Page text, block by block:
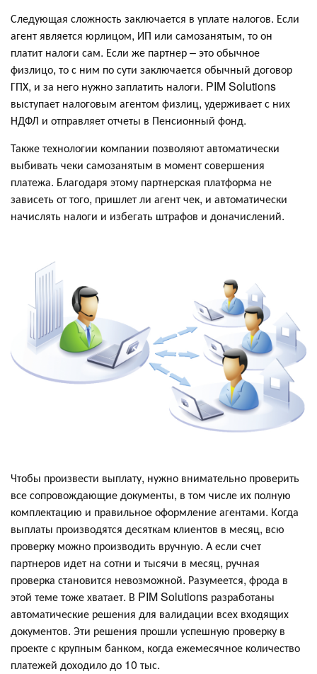
Следующая сложность заключается в уплате налогов. Если
агент является юрлицом, ИП или самозанятым, то он
платит налоги сам. Если же партнер – это обычное
физлицо, то с ним по сути заключается обычный договор
ГПХ, и за него нужно заплатить налоги. PIM Solutions
выступает налоговым агентом физлиц, удерживает с них
НДФЛ и отправляет отчеты в Пенсионный фонд.
Также технологии компании позволяют автоматически
выбивать чеки самозанятым в момент совершения
платежа. Благодаря этому партнерская платформа не
зависеть от того, пришлет ли агент чек, и автоматически
начислять налоги и избегать штрафов и доначислений.
Чтобы произвести выплату, нужно внимательно проверить
все сопровождающие документы, в том числе их полную
комплектацию и правильное оформление агентами. Когда
выплаты производятся десяткам клиентов в месяц, всю
проверку можно производить вручную. А если счет
партнеров идет на сотни и тысячи в месяц, ручная
проверка становится невозможной. Разумеется, фрода в
этой теме тоже хватает. В PIM Solutions разработаны
автоматические решения для валидации всех входящих
документов. Эти решения прошли успешную проверку в
проекте с крупным банком, когда ежемесячное количество
платежей доходило до 10 тыс.